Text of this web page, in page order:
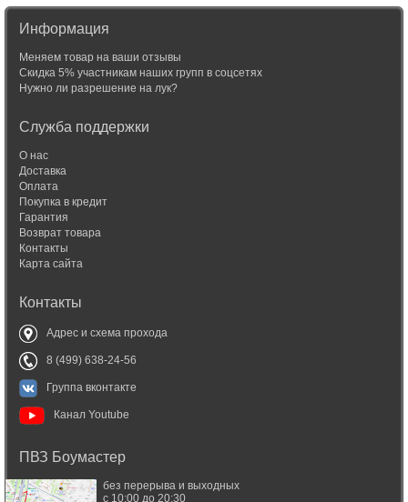
Информация
Меняем товар на ваши отзывы
Скидка 5% участникам наших групп в соцсетях
Нужно ли разрешение на лук?
Служба поддержки
О нас
Доставка
Оплата
Покупка в кредит
Гарантия
Возврат товара
Контакты
Карта сайта
Контакты
Адрес и схема прохода
8 (499) 638-24-56
Группа вконтакте
Канал Youtube
ПВЗ Боумастер
без перерыва и выходных
с 10:00 до 20:30